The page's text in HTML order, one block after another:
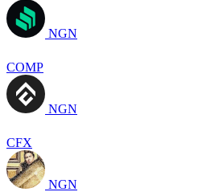
NGN
COMP
NGN
CFX
NGN